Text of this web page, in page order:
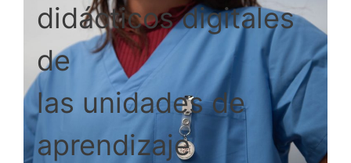
didácticos digitales
de
las unidades de
aprendizaje